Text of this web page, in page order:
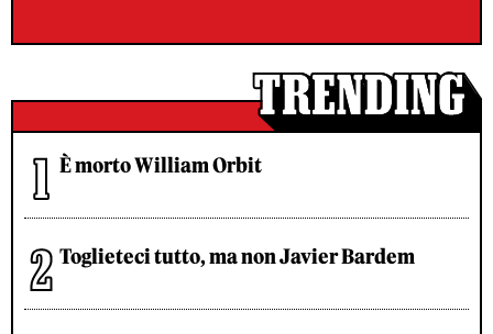
È morto William Orbit
Toglieteci tutto, ma non Javier Bardem